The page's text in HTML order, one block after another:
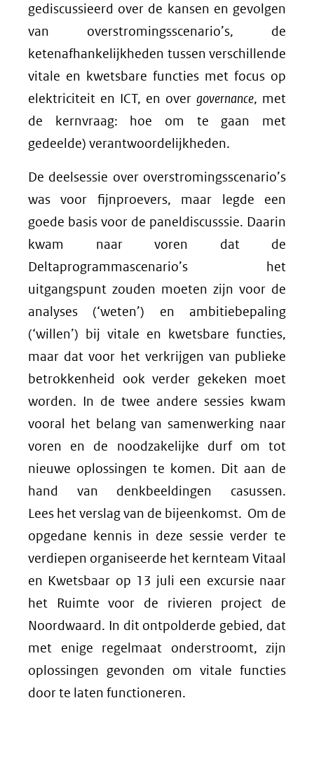
gediscussieerd over de kansen en gevolgen
van overstromingsscenario’s, de
ketenafhankelijkheden tussen verschillende
vitale en kwetsbare functies met focus op
elektriciteit en ICT, en over governance, met
de kernvraag: hoe om te gaan met
gedeelde) verantwoordelijkheden.
De deelsessie over overstromingsscenario’s
was voor fijnproevers, maar legde een
goede basis voor de paneldiscusssie. Daarin
kwam naar voren dat de
Deltaprogrammascenario’s het
uitgangspunt zouden moeten zijn voor de
analyses (‘weten’) en ambitiebepaling
(‘willen’) bij vitale en kwetsbare functies,
maar dat voor het verkrijgen van publieke
betrokkenheid ook verder gekeken moet
worden. In de twee andere sessies kwam
vooral het belang van samenwerking naar
voren en de noodzakelijke durf om tot
nieuwe oplossingen te komen. Dit aan de
hand van denkbeeldingen casussen.
Lees het verslag van de bijeenkomst. Om de
opgedane kennis in deze sessie verder te
verdiepen organiseerde het kernteam Vitaal
en Kwetsbaar op 13 juli een excursie naar
het Ruimte voor de rivieren project de
Noordwaard. In dit ontpolderde gebied, dat
met enige regelmaat onderstroomt, zijn
oplossingen gevonden om vitale functies
door te laten functioneren.